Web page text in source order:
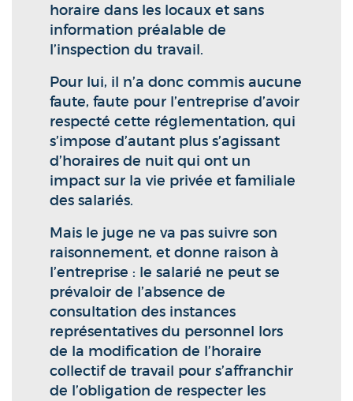
horaire dans les locaux et sans
information préalable de
l’inspection du travail.
Pour lui, il n’a donc commis aucune
faute, faute pour l’entreprise d’avoir
respecté cette réglementation, qui
s’impose d’autant plus s’agissant
d’horaires de nuit qui ont un
impact sur la vie privée et familiale
des salariés.
Mais le juge ne va pas suivre son
raisonnement, et donne raison à
l’entreprise : le salarié ne peut se
prévaloir de l’absence de
consultation des instances
représentatives du personnel lors
de la modification de l’horaire
collectif de travail pour s’affranchir
de l’obligation de respecter les